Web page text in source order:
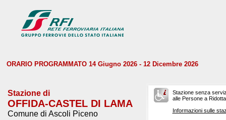
ORARIO PROGRAMMATO 14 Giugno 2026 - 12 Dicembre 2026
Stazione di
OFFIDA-CASTEL DI LAMA
Comune di Ascoli Piceno
Stazione senza
alle Persone a
Informazioni sulle